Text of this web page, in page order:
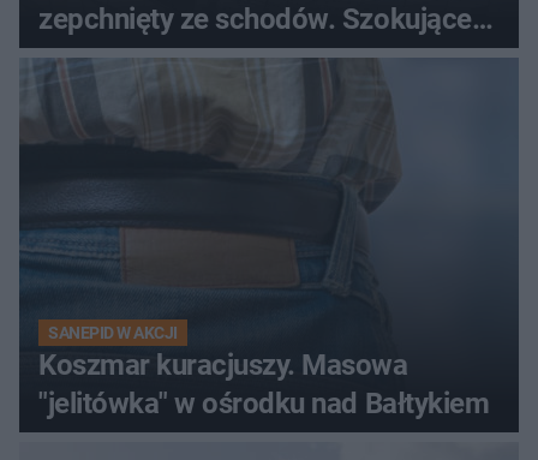
zepchnięty ze schodów. Szokujące
nagranie krąży po sieci
SANEPID W AKCJI
Koszmar kuracjuszy. Masowa
"jelitówka" w ośrodku nad Bałtykiem